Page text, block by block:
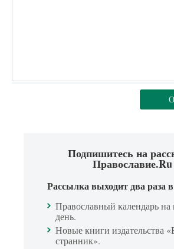
Подпишитесь на
Православие.Ru
Рассылка выходит два раза
Православный календарь
день.
Новые книги издательства
странник».